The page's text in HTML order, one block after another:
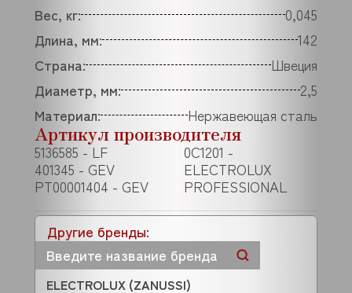
Другие бренды:
ELECTROLUX (ZANUSSI)
Вес, кг:
0,045
Длина, мм:
142
Страна:
Швеция
Диаметр, мм:
2,5
Материал:
Нержавеющая сталь
Артикул производителя
5136585 - LF
401345 - GEV
PT00001404 - GEV
0C1201 -
ELECTROLUX
PROFESSIONAL